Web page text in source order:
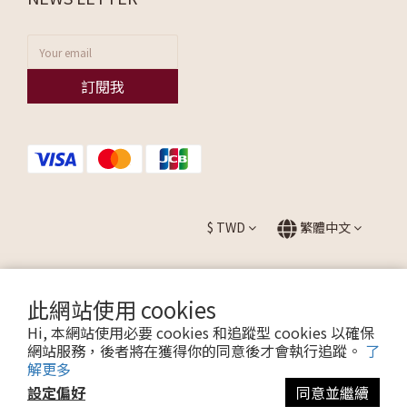
此網站使用 cookies
Hi, 本網站使用必要 cookies 和追蹤型 cookies 以確保
網站服務，後者將在獲得你的同意後才會執行追蹤。 了
解更多
設定偏好
同意並繼續
訂閱我
$ TWD 繁體中文
提醒您，我們不會以電話或簡訊方式通知變更付款方式。
Copyright © 2026 ALLEZ. All Rights Reserved.
聯瑩國際股份有限公司 CO. LTD / 統一編號：27595665